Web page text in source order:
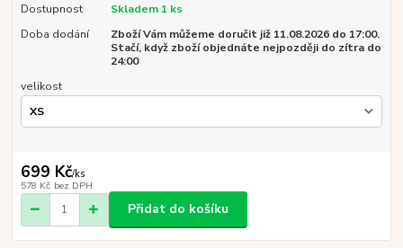
Dostupnost
Skladem 1 ks
Doba dodání
Zboží Vám můžeme doručit již 11.08.2026 do 17:00.
Stačí, když zboží objednáte nejpozději do zítra do
24:00
velikost
699 Kč/ks
578 Kč bez DPH
Přidat do košíku